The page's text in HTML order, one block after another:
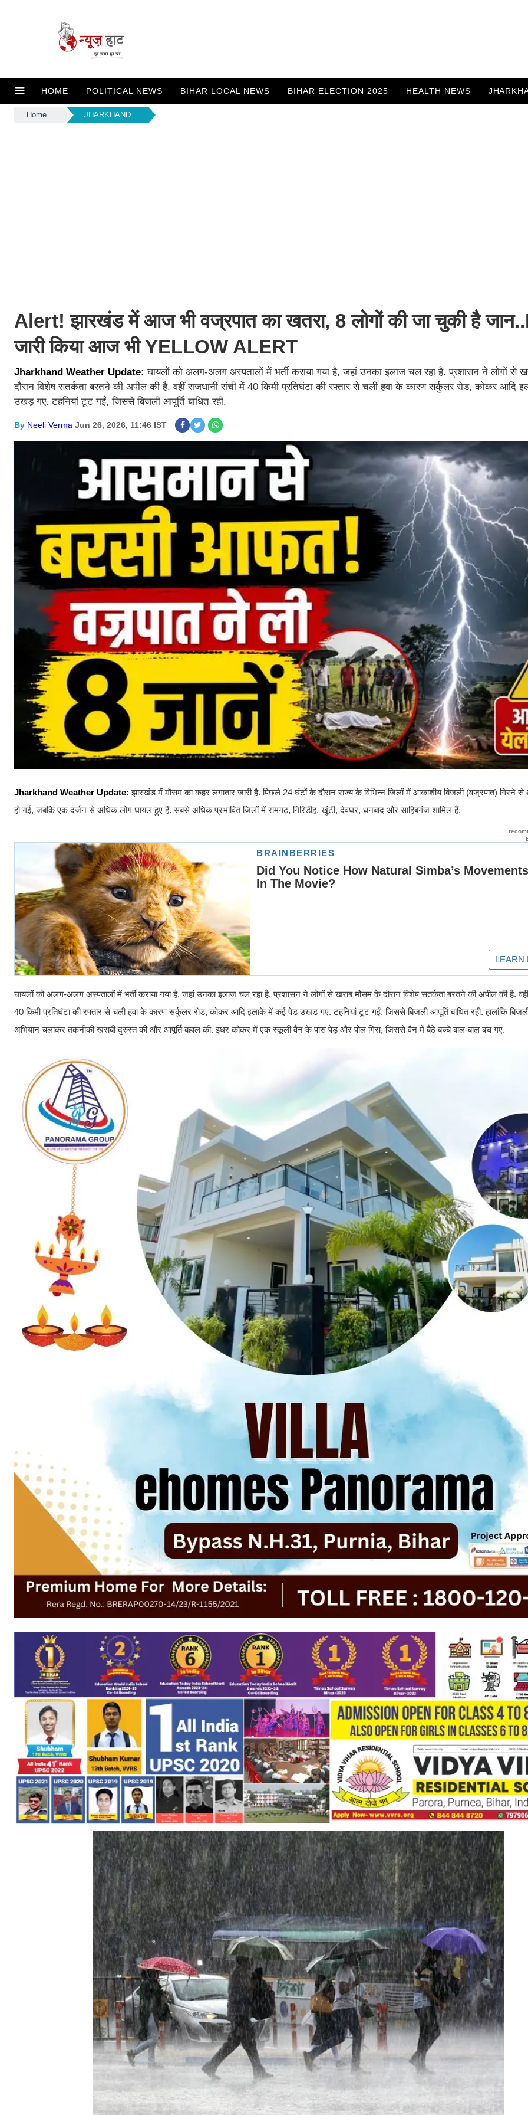
HOME POLITICAL NEWS BIHAR LOCAL NEWS BIHAR ELECTION 2025 HEALTH NEWS
Home JHARKHAND
Alert! झारखंड में आज भी वज्रपात का खतरा, 8 लोगों की जा चुकी है
जारी किया आज भी YELLOW ALERT
Jharkhand Weather Update:घायलों को अलग-अलग अस्पतालों में भर्ती कराया गया है, जहां उनका इलाज चल रहा है. प्रशासन ने लोगों से
दौरान विशेष सतर्कता बरतने की अपील की है. वहीं राजधानी रांची में 40 किमी प्रतिघंटा की रफ्तार से चली हवा के कारण सर्कुलर रोड, कोकर आदि
उखड़ गए. टहनियां टूट गईं, जिससे बिजली आपूर्ति बाधित रही.
By Neeli Verma Jun 26, 2026, 11:46 IST
Jharkhand Weather Update: झारखंड में मौसम का कहर लगातार जारी है. पिछले 24 घंटों के दौरान राज्य के विभिन्न जिलों में आकाशीय बिजली (वज्रपात) गिरने से
हो गई, जबकि एक दर्जन से अधिक लोग घायल हुए हैं. सबसे अधिक प्रभावित जिलों में रामगढ़, गिरिडीह, खूंटी, देवघर, धनबाद और साहिबगंज शामिल हैं.
घायलों को अलग-अलग अस्पतालों में भर्ती कराया गया है, जहां उनका इलाज चल रहा है. प्रशासन ने लोगों से खराब मौसम के दौरान विशेष सतर्कता बरतने की अपील की है. वहीं
40 किमी प्रतिघंटा की रफ्तार से चली हवा के कारण सर्कुलर रोड, कोकर आदि इलाके में कई पेड़ उखड़ गए. टहनियां टूट गईं, जिससे बिजली आपूर्ति बाधित रही. हालांकि
अभियान चलाकर तकनीकी खराबी दुरुस्त की और आपूर्ति बहाल की. इधर कोकर में एक स्कूली वैन के पास पेड़ और पोल गिरा, जिससे वैन में बैठे बच्चे बाल-बाल बच गए.